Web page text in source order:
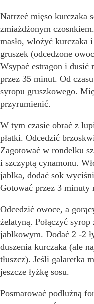
Natrzeć mięso kurczaka
zmiażdżonym
masło, włożyć
gruszek (odcedzone
Wsypać estragon i dusić
przez 35 minut. Od
syropu gruszkowego.
przyrumienić.
W tym czasie obrać z
płatki. Odcedzić
Zagotować w rondelku
i szczyptą cynamonu.
jabłka, dodać sok
Gotować przez 3 minuty
Odcedzić owoce, a
żelatyną. Połączyć
jabłkowym. Dodać 2 -2
duszenia kurczaka (ale
tłuszcz). Jeśli galaretka
jeszcze łyżkę sosu.
Posmarować podłużną